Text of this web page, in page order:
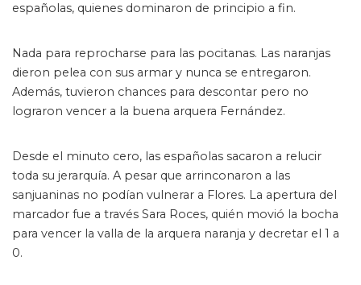
españolas, quienes dominaron de principio a fin.
Nada para reprocharse para las pocitanas. Las naranjas
dieron pelea con sus armar y nunca se entregaron.
Además, tuvieron chances para descontar pero no
lograron vencer a la buena arquera Fernández.
Desde el minuto cero, las españolas sacaron a relucir
toda su jerarquía. A pesar que arrinconaron a las
sanjuaninas no podían vulnerar a Flores. La apertura del
marcador fue a través Sara Roces, quién movió la bocha
para vencer la valla de la arquera naranja y decretar el 1 a
0.